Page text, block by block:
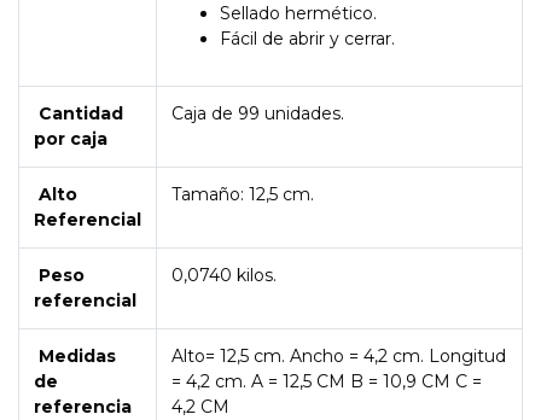
Sellado hermético.
Fácil de abrir y cerrar.
Cantidad
por caja
Caja de 99 unidades.
Alto
Referencial
Tamaño: 12,5 cm.
Peso
referencial
0,0740 kilos.
Medidas
de
referencia
Alto= 12,5 cm. Ancho = 4,2 cm. Longitud
= 4,2 cm. A = 12,5 CM B = 10,9 CM C =
4,2 CM